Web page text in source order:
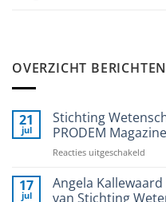
OVERZICHT BERICHTEN
21
jul
Stichting
PRODEM Magazine
Reacties uitgeschakeld
17
jul
Angela
van Stichting